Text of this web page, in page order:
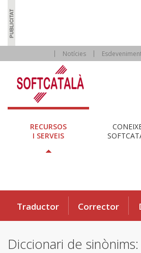
Notícies
RECURSOS
I SERVEIS
Traductor Corrector
Diccionari de